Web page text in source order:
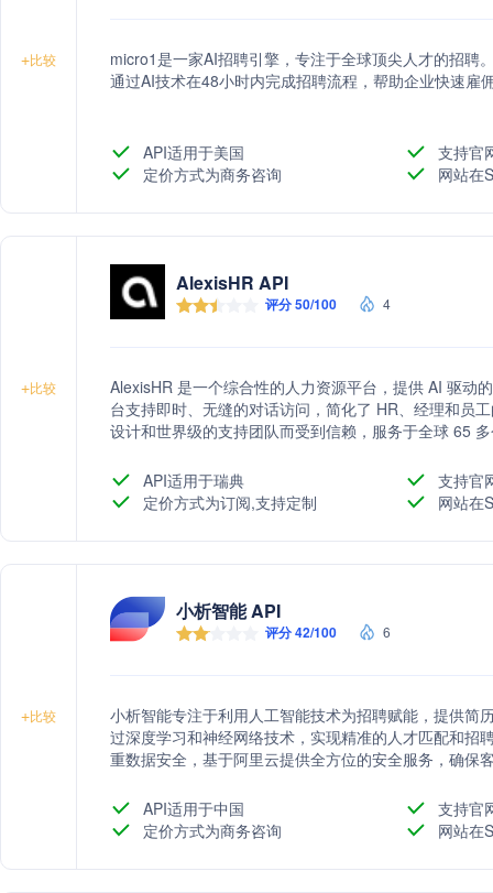
+比较
micro1是一家AI招聘引擎，专注于全球顶尖人才的招聘
通过AI技术在48小时内完成招聘流程，帮助企业快速雇
API适用于美国
支持官
定价方式为商务咨询
网站在
+比较
AlexisHR API
评分 50/100 4
AlexisHR 是一个综合性的人力资源平台，提供 AI 驱动
台支持即时、无缝的对话访问，简化了 HR、经理和员
设计和世界级的支持团队而受到信赖，服务于全球 65
API适用于瑞典
支持官
定价方式为订阅,支持定制
网站在
+比较
小析智能 API
评分 42/100 6
小析智能专注于利用人工智能技术为招聘赋能，提供简
过深度学习和神经网络技术，实现精准的人才匹配和招
重数据安全，基于阿里云提供全方位的安全服务，确保
API适用于中国
支持官
定价方式为商务咨询
网站在